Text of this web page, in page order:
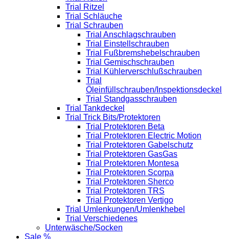
Trial Ritzel
Trial Schläuche
Trial Schrauben
Trial Anschlagschrauben
Trial Einstellschrauben
Trial Fußbremshebelschrauben
Trial Gemischschrauben
Trial Kühlerverschlußschrauben
Trial
Öleinfüllschrauben/Inspektionsdeckel
Trial Standgasschrauben
Trial Tankdeckel
Trial Trick Bits/Protektoren
Trial Protektoren Beta
Trial Protektoren Electric Motion
Trial Protektoren Gabelschutz
Trial Protektoren GasGas
Trial Protektoren Montesa
Trial Protektoren Scorpa
Trial Protektoren Sherco
Trial Protektoren TRS
Trial Protektoren Vertigo
Trial Umlenkungen/Umlenkhebel
Trial Verschiedenes
Unterwäsche/Socken
Sale %